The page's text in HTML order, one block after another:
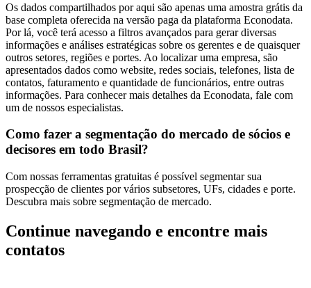
Os dados compartilhados por aqui são apenas uma amostra grátis da
base completa oferecida na versão paga da plataforma Econodata.
Por lá, você terá acesso a filtros avançados para gerar diversas
informações e análises estratégicas sobre os gerentes e de quaisquer
outros setores, regiões e portes. Ao localizar uma empresa, são
apresentados dados como website, redes sociais, telefones, lista de
contatos, faturamento e quantidade de funcionários, entre outras
informações. Para conhecer mais detalhes da Econodata, fale com
um de nossos especialistas.
Como fazer a segmentação do mercado de sócios e
decisores em todo Brasil?
Com nossas ferramentas gratuitas é possível segmentar sua
prospecção de clientes por vários subsetores, UFs, cidades e porte.
Descubra mais sobre segmentação de mercado.
Continue navegando e encontre mais
contatos